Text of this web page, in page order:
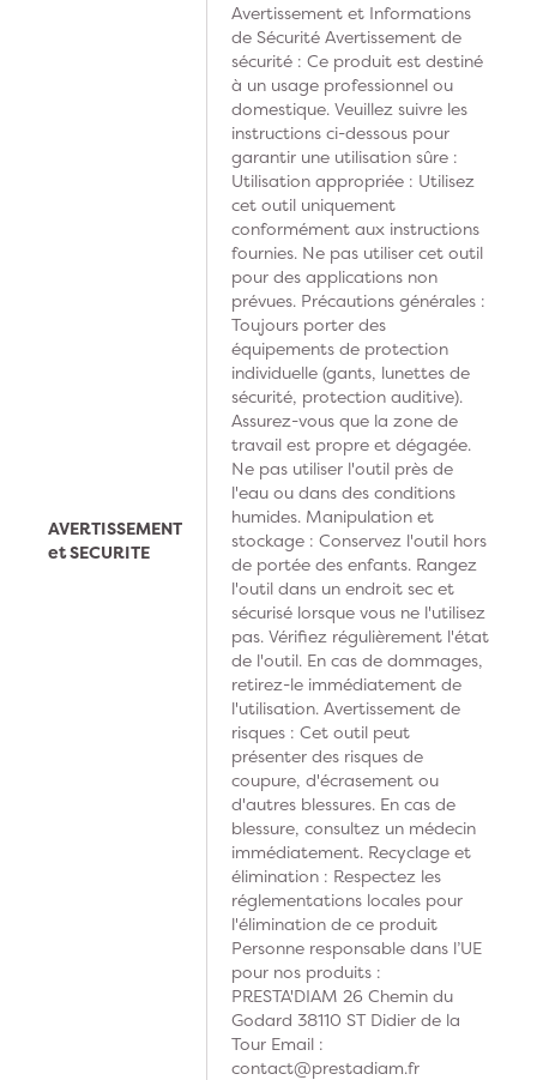
AVERTISSEMENT
et SECURITE
Avertissement et Informations
de Sécurité Avertissement de
sécurité : Ce produit est destiné
à un usage professionnel ou
domestique. Veuillez suivre les
instructions ci-dessous pour
garantir une utilisation sûre :
Utilisation appropriée : Utilisez
cet outil uniquement
conformément aux instructions
fournies. Ne pas utiliser cet outil
pour des applications non
prévues. Précautions générales :
Toujours porter des
équipements de protection
individuelle (gants, lunettes de
sécurité, protection auditive).
Assurez-vous que la zone de
travail est propre et dégagée.
Ne pas utiliser l'outil près de
l'eau ou dans des conditions
humides. Manipulation et
stockage : Conservez l'outil hors
de portée des enfants. Rangez
l'outil dans un endroit sec et
sécurisé lorsque vous ne l'utilisez
pas. Vérifiez régulièrement l'état
de l'outil. En cas de dommages,
retirez-le immédiatement de
l'utilisation. Avertissement de
risques : Cet outil peut
présenter des risques de
coupure, d'écrasement ou
d'autres blessures. En cas de
blessure, consultez un médecin
immédiatement. Recyclage et
élimination : Respectez les
réglementations locales pour
l'élimination de ce produit
Personne responsable dans l’UE
pour nos produits :
PRESTA'DIAM 26 Chemin du
Godard 38110 ST Didier de la
Tour Email :
contact@prestadiam.fr